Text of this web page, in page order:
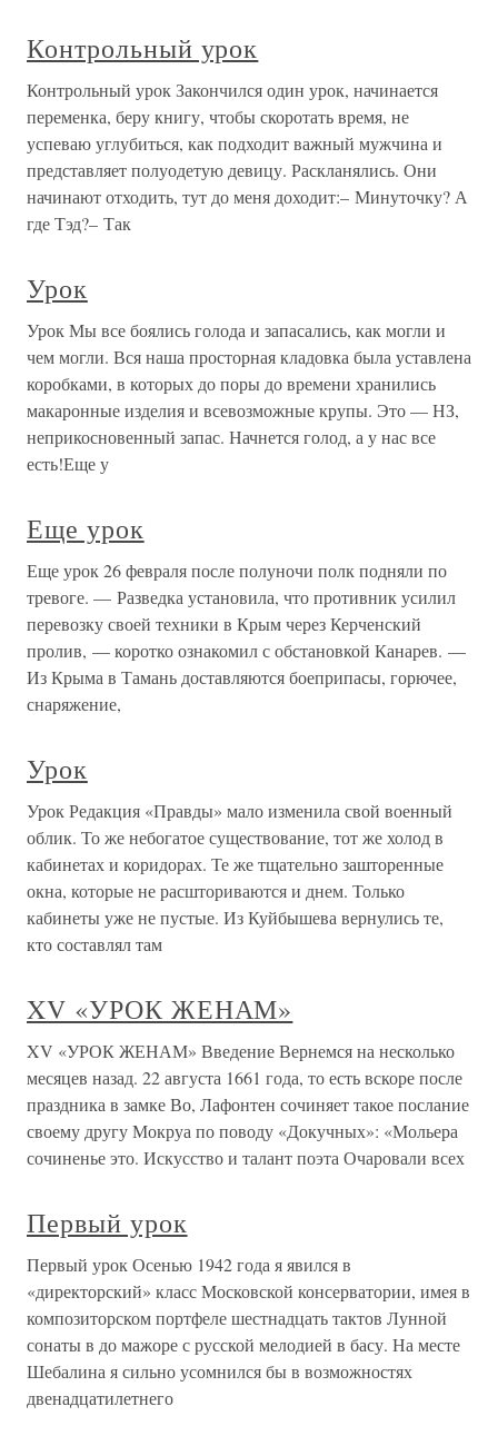
Контрольный урок
Контрольный урок Закончился один урок, начинается
переменка, беру книгу, чтобы скоротать время, не
успеваю углубиться, как подходит важный мужчина и
представляет полуодетую девицу. Раскланялись. Они
начинают отходить, тут до меня доходит:– Минуточку? А
где Тэд?– Так
Урок
Урок Мы все боялись голода и запасались, как могли и
чем могли. Вся наша просторная кладовка была уставлена
коробками, в которых до поры до времени хранились
макаронные изделия и всевозможные крупы. Это — НЗ,
неприкосновенный запас. Начнется голод, а у нас все
есть!Еще у
Еще урок
Еще урок 26 февраля после полуночи полк подняли по
тревоге. — Разведка установила, что противник усилил
перевозку своей техники в Крым через Керченский
пролив, — коротко ознакомил с обстановкой Канарев. —
Из Крыма в Тамань доставляются боеприпасы, горючее,
снаряжение,
Урок
Урок Редакция «Правды» мало изменила свой военный
облик. То же небогатое существование, тот же холод в
кабинетах и коридорах. Те же тщательно зашторенные
окна, которые не расшториваются и днем. Только
кабинеты уже не пустые. Из Куйбышева вернулись те,
кто составлял там
XV «УРОК ЖЕНАМ»
XV «УРОК ЖЕНАМ» Введение Вернемся на несколько
месяцев назад. 22 августа 1661 года, то есть вскоре после
праздника в замке Во, Лафонтен сочиняет такое послание
своему другу Мокруа по поводу «Докучных»: «Мольера
сочиненье это. Искусство и талант поэта Очаровали всех
Первый урок
Первый урок Осенью 1942 года я явился в
«директорский» класс Московской консерватории, имея в
композиторском портфеле шестнадцать тактов Лунной
сонаты в до мажоре с русской мелодией в басу. На месте
Шебалина я сильно усомнился бы в возможностях
двенадцатилетнего